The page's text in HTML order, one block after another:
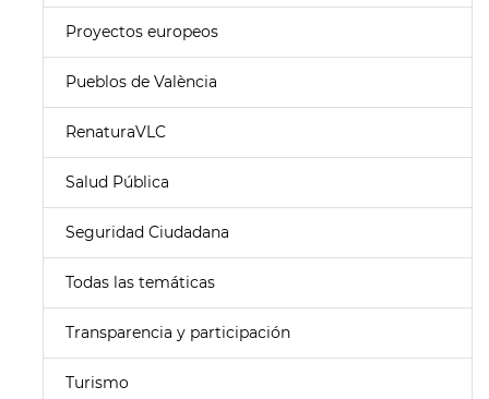
Proyectos europeos
Pueblos de València
RenaturaVLC
Salud Pública
Seguridad Ciudadana
Todas las temáticas
Transparencia y participación
Turismo